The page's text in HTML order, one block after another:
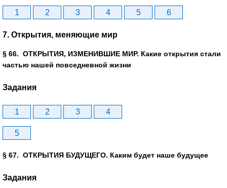
1 2 3 4 5 6
7. Открытия, меняющие мир
§ 66. ОТКРЫТИЯ, ИЗМЕНИВШИЕ МИР. Какие открытия стали
частью нашей повседневной жизни
Задания
1 2 3 4
5
§ 67. ОТКРЫТИЯ БУДУЩЕГО. Каким будет наше будущее
Задания